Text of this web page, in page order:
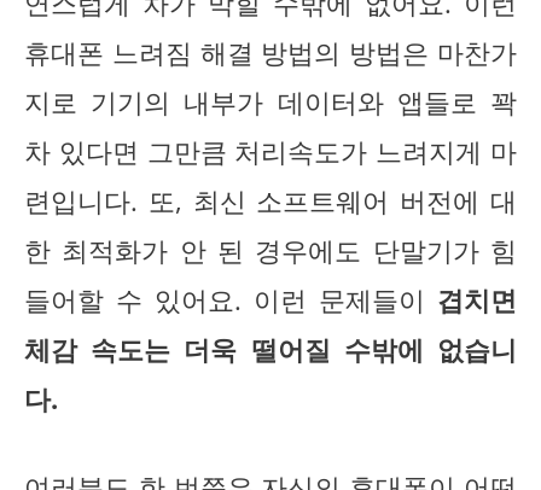
휴대폰 느려짐 해결 방법의 방법은 마찬가
지로 기기의 내부가 데이터와 앱들로 꽉
차 있다면 그만큼 처리속도가 느려지게 마
련입니다. 또, 최신 소프트웨어 버전에 대
한 최적화가 안 된 경우에도 단말기가 힘
들어할 수 있어요. 이런 문제들이 겹치면
체감 속도는 더욱 떨어질 수밖에 없습니
다.